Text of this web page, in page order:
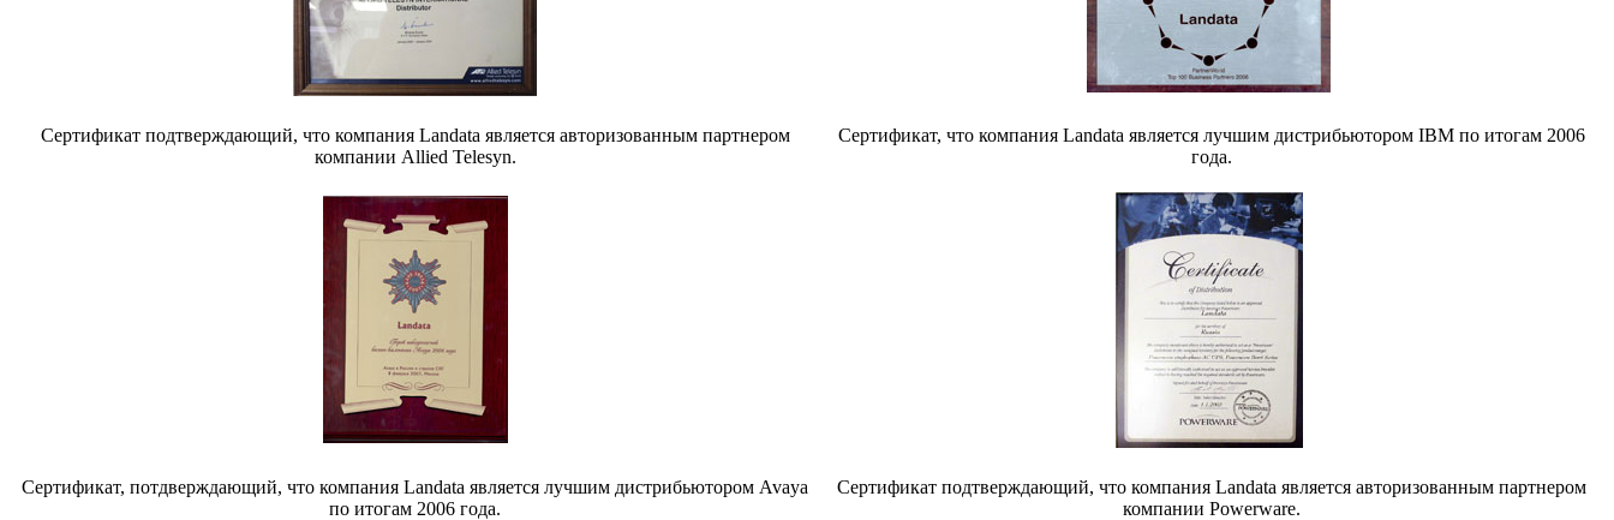
Cертификат подтверждающий, что компания Landata является авторизованным партнером
компании Allied Telesyn.
Сертификат, что компания Landata является лучшим дистрибьютором IBM по итогам 2006
года.
Сертификат, потдверждающий, что компания Landata является лучшим дистрибьютором Avaya
по итогам 2006 года.
Cертификат подтверждающий, что компания Landata является авторизованным партнером
компании Powerware.